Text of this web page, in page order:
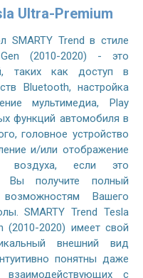
Ultra-Premium
SMARTY Trend в стиле
(2010-2020) - это
таких как доступ в
Bluetooth, настройка
мультимедиа, Play
функций автомобиля в
головное устройство
и/или отображение
воздуха, если это
Вы получите полный
Вашего
SMARTY Trend Tesla
(2010-2020) имеет свой
внешний вид
понятны даже
взаимодействующих с